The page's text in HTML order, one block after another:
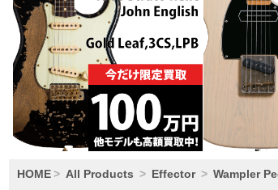
HOME All Products Effector Wampler